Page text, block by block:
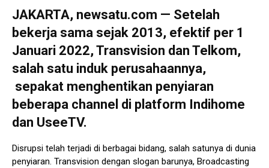
JAKARTA, newsatu.com — Setelah
bekerja sama sejak 2013, efektif per 1
Januari 2022, Transvision dan Telkom,
salah satu induk perusahaannya,
sepakat menghentikan penyiaran
beberapa channel di platform Indihome
dan UseeTV.
Disrupsi telah terjadi di berbagai bidang, salah satunya di dunia
penyiaran. Transvision dengan slogan barunya, Broadcasting